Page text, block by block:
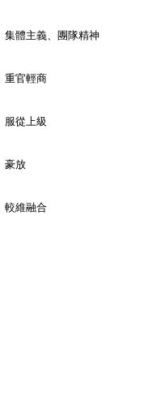
集體主義、團隊精神
重官輕商
服從上級
豪放
較維融合